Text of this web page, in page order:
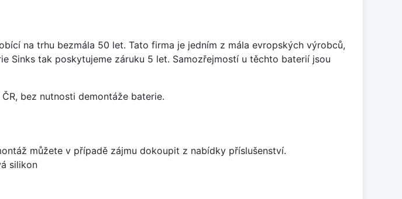
na trhu bezmála 50 let. Tato firma je jedním z mála evropských výrobců,
Sinks tak poskytujeme záruku 5 let. Samozřejmostí u těchto baterií jsou
bez nutnosti demontáže baterie.
můžete v případě zájmu dokoupit z nabídky příslušenství.
silikon